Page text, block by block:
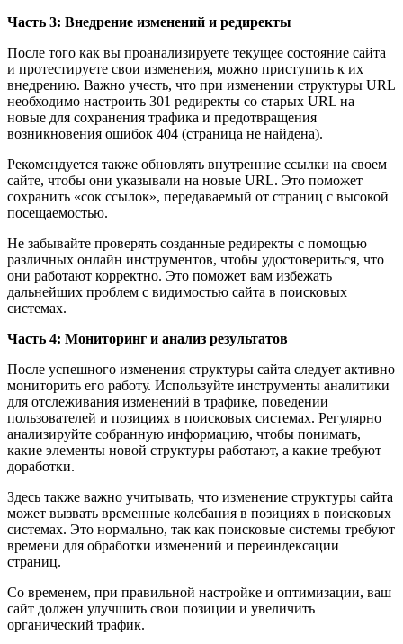
Часть 3: Внедрение изменений и редиректы
После того как вы проанализируете текущее состояние сайта
и протестируете свои изменения, можно приступить к их
внедрению. Важно учесть, что при изменении структуры URL
необходимо настроить 301 редиректы со старых URL на
новые для сохранения трафика и предотвращения
возникновения ошибок 404 (страница не найдена).
Рекомендуется также обновлять внутренние ссылки на своем
сайте, чтобы они указывали на новые URL. Это поможет
сохранить «сок ссылок», передаваемый от страниц с высокой
посещаемостью.
Не забывайте проверять созданные редиректы с помощью
различных онлайн инструментов, чтобы удостовериться, что
они работают корректно. Это поможет вам избежать
дальнейших проблем с видимостью сайта в поисковых
системах.
Часть 4: Мониторинг и анализ результатов
После успешного изменения структуры сайта следует активно
мониторить его работу. Используйте инструменты аналитики
для отслеживания изменений в трафике, поведении
пользователей и позициях в поисковых системах. Регулярно
анализируйте собранную информацию, чтобы понимать,
какие элементы новой структуры работают, а какие требуют
доработки.
Здесь также важно учитывать, что изменение структуры сайта
может вызвать временные колебания в позициях в поисковых
системах. Это нормально, так как поисковые системы требуют
времени для обработки изменений и переиндексации
страниц.
Со временем, при правильной настройке и оптимизации, ваш
сайт должен улучшить свои позиции и увеличить
органический трафик.